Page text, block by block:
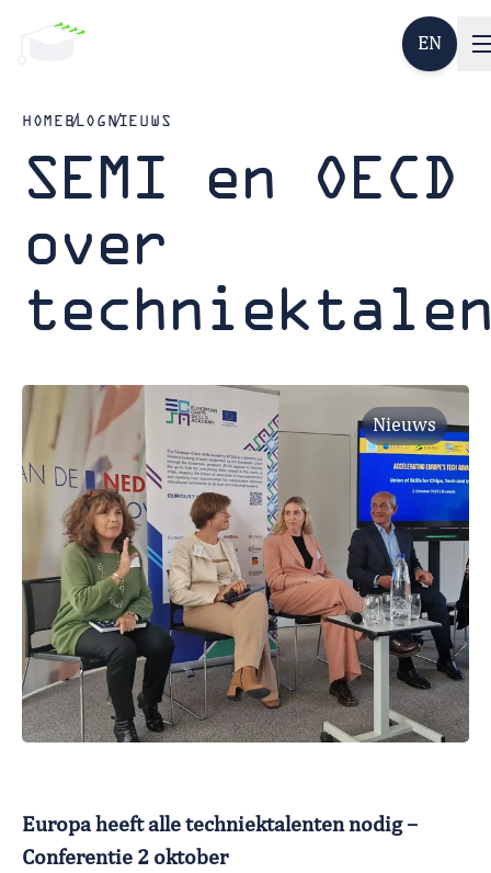
EN
HOMEBLOGNIEUWS
SEMI en OECD
over
Nieuws
Europa heeft alle techniektalenten nodig –
Conferentie 2 oktober